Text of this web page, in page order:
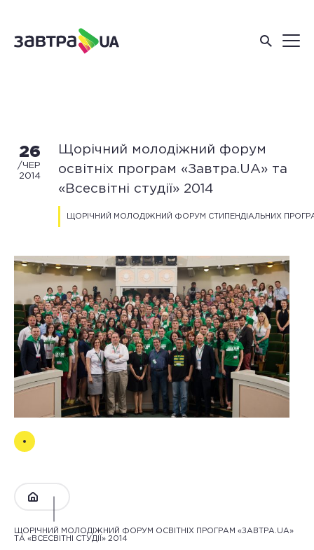
26
/ЧЕР
2014
Щорічний молодіжний форум
освітніх програм «Завтра.UA» та
«Всесвітні студії» 2014
ЩОРІЧНИЙ МОЛОДІЖНИЙ ФОРУМ СТИПЕНДІАЛЬНИХ
ЩОРІЧНИЙ МОЛОДІЖНИЙ ФОРУМ ОСВІТНІХ ПРОГРАМ «ЗАВТРА.UA»
ТА «ВСЕСВІТНІ СТУДІЇ» 2014